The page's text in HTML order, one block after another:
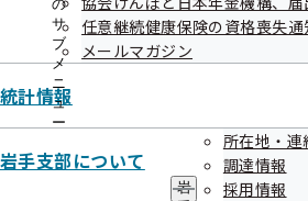
の
サ
ブ
メ
ニ
ュ
ー
任意継続健康保険の資格喪失通
メールマガジン
統計情報
岩手支部について
岩
所在地・連
調達情報
採用情報
重症化予防事業（未治療者に
診勧奨業務）の外部委託につ